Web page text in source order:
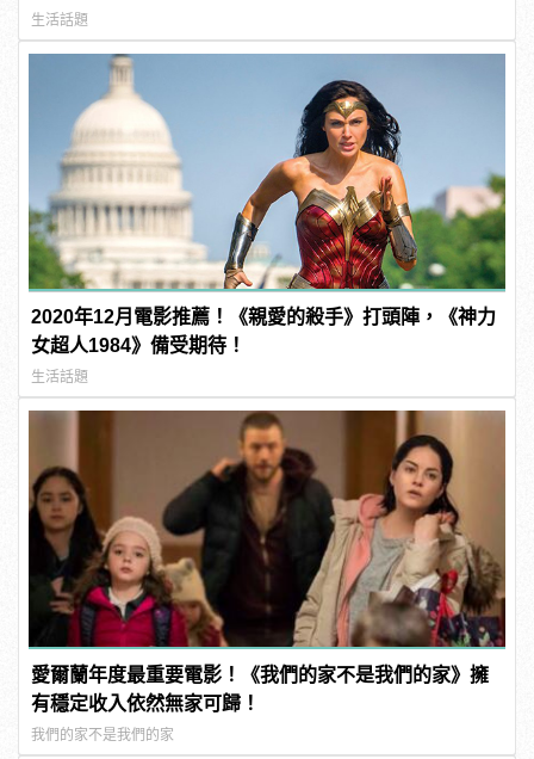
生活話題
2020年12月電影推薦！《親愛的殺手》打頭陣，《神力
女超人1984》備受期待！
生活話題
愛爾蘭年度最重要電影！《我們的家不是我們的家》擁
有穩定收入依然無家可歸！
我們的家不是我們的家